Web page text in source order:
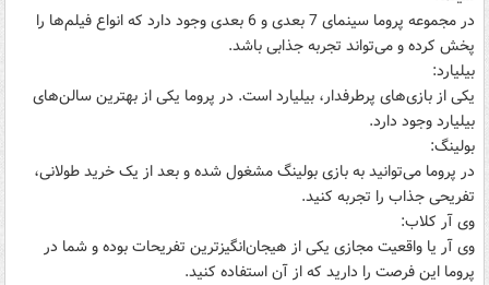
در مجموعه پروما سینمای 7 بعدی و 6 بعدی وجود دارد که انواع فیلم‌ها را
پخش کرده و می‌تواند تجربه جذابی باشد.
بیلیارد:
یکی از بازی‌های پرطرفدار، بیلیارد است. در پروما یکی از بهترین سالن‌های
بیلیارد وجود دارد.
بولینگ:
در پروما می‌توانید به بازی بولینگ مشغول شده و بعد از یک خرید طولانی،
تفریحی جذاب را تجربه کنید.
وی آر کلاب:
وی آر یا واقعیت مجازی یکی از هیجان‌انگیزترین تفریحات بوده و شما در
پروما این فرصت را دارید که از آن استفاده کنید.